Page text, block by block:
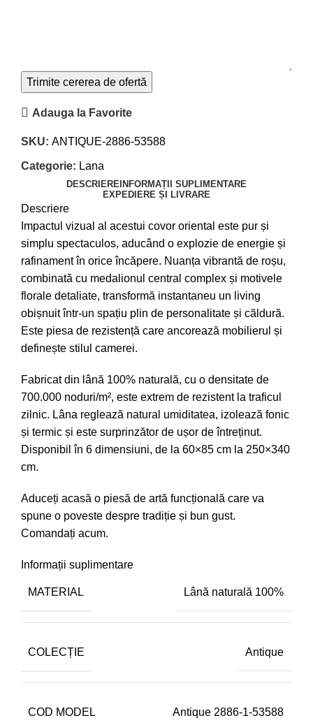
Adauga la Favorite
SKU: ANTIQUE-2886-53588
Categorie: Lana
DESCRIERE INFORMAȚII SUPLIMENTARE
EXPEDIERE ȘI LIVRARE
Descriere
Impactul vizual al acestui covor oriental este pur și
simplu spectaculos, aducând o explozie de energie și
rafinament în orice încăpere. Nuanța vibrantă de roșu,
combinată cu medalionul central complex și motivele
florale detaliate, transformă instantaneu un living
obișnuit într-un spațiu plin de personalitate și căldură.
Este piesa de rezistență care ancorează mobilierul și
definește stilul camerei.
Fabricat din lână 100% naturală, cu o densitate de
700.000 noduri/m², este extrem de rezistent la traficul
zilnic. Lâna reglează natural umiditatea, izolează fonic
și termic și este surprinzător de ușor de întreținut.
Disponibil în 6 dimensiuni, de la 60×85 cm la 250×340
cm.
Aduceți acasă o piesă de artă funcțională care va
spune o poveste despre tradiție și bun gust.
Comandați acum.
Informații suplimentare
MATERIAL Lână naturală 100%
COLECȚIE Antique
COD MODEL Antique 2886-1-53588